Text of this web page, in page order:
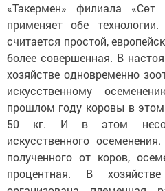
«Такермен» филиала
применяет обе технологии.
считается простой,
более совершенная. В
хозяйстве одновременно
искусственному
прошлом году коровы в
50 кг. И в этом
искусственного
полученного от коров,
процентная. В